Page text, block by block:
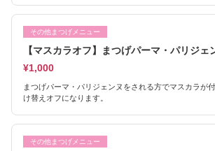
その他まつげメニュー
【マスカラオフ】まつげパーマ・パリジェ
¥1,000
まつげパーマ・パリジェンヌをされる方でマスカラが
け替えオフになります。
その他まつげメニュー